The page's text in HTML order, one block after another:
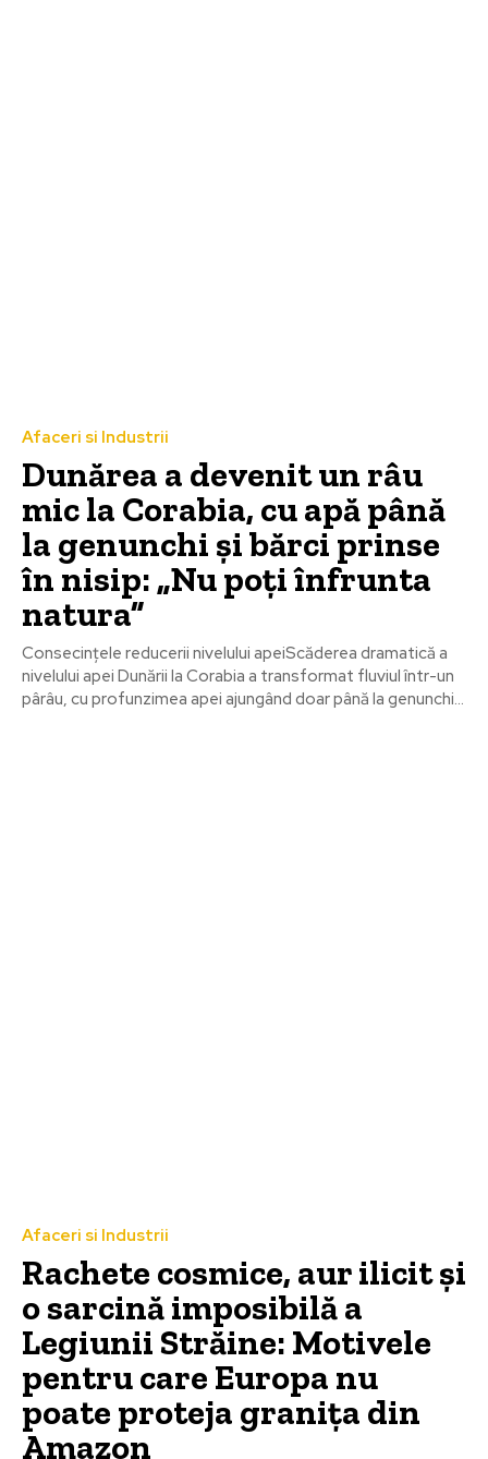
Afaceri si Industrii
Dunărea a devenit un râu
mic la Corabia, cu apă până
la genunchi și bărci prinse
în nisip: „Nu poți înfrunta
natura”
Consecințele reducerii nivelului apeiScăderea dramatică a
nivelului apei Dunării la Corabia a transformat fluviul într-un
pârâu, cu profunzimea apei ajungând doar până la genunchi...
Afaceri si Industrii
Rachete cosmice, aur ilicit și
o sarcină imposibilă a
Legiunii Străine: Motivele
pentru care Europa nu
poate proteja granița din
Amazon